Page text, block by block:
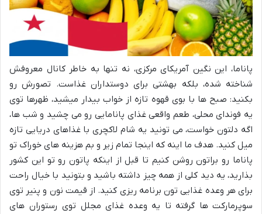
پاناما، این نگین آمریکای مرکزی، نه تنها به خاطر کانال معروفش
شناخته شده، بلکه بهشتی برای دوستداران غذاست. تصورش رو
بکنید: صبح ها با بوی قهوه تازه از خواب بیدار میشید، ظهرها توی
یه فوندای محلی، طعم واقعی غذای پانامایی رو می چشید و شب ها،
اگه دلتون خواست، می تونید یه شام لاکچری با غذاهای دریایی تازه
میل کنید. هدف ما اینه که اینجا تمام زیر و بم هزینه های خوراک تو
پاناما رو براتون روشن کنیم تا قبل از اینکه پاتون رو تو این کشور
بذارید، یه دید کلی از همه چیز داشته باشید و بتونید با خیال راحت
برای هر وعده غذایی تون برنامه ریزی کنید. از قیمت نون و پنیر توی
سوپرمارکت ها گرفته تا یه وعده غذای مجلل توی رستوران های